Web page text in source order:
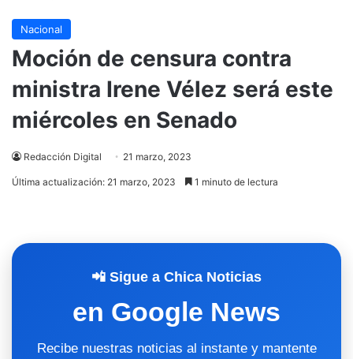
Nacional
Moción de censura contra
ministra Irene Vélez será este
miércoles en Senado
Redacción Digital 21 marzo, 2023
Última actualización: 21 marzo, 2023 1 minuto de lectura
📲 Sigue a Chica Noticias
en Google News
Recibe nuestras noticias al instante y mantente